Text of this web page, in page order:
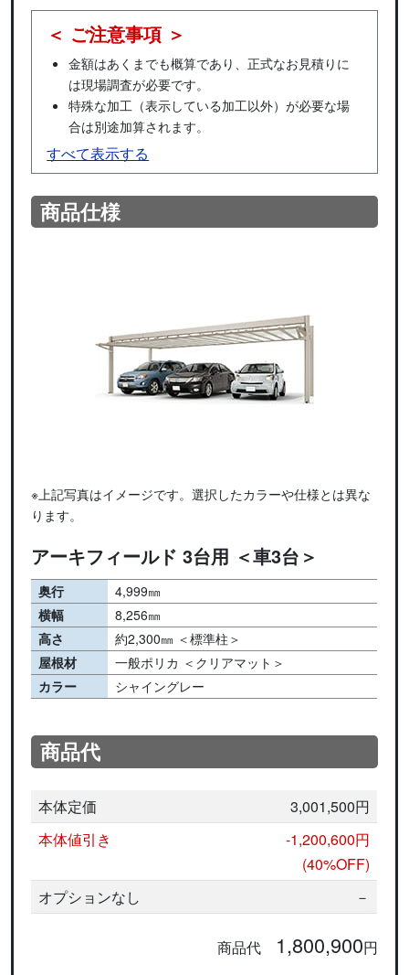
＜ ご注意事項 ＞
金額はあくまでも概算であり、正式なお見積りに
は現場調査が必要です。
特殊な加工（表示している加工以外）が必要な場
合は別途加算されます。
すべて表示する
商品仕様
※上記写真はイメージです。選択したカラーや仕様とは異な
ります。
アーキフィールド 3台用 ＜車3台＞
奥行
4,999㎜
横幅
8,256㎜
高さ
約2,300㎜ ＜標準柱＞
屋根材
一般ポリカ ＜クリアマット＞
カラー
シャイングレー
商品代
本体定価
3,001,500円
本体値引き
-1,200,600円
(40%OFF)
オプションなし
－
商品代 1,800,900円